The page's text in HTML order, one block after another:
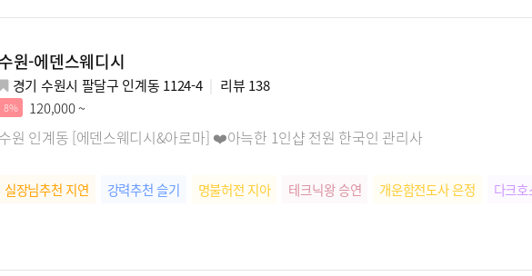
수원-에덴스웨디시
경기 수원시 팔달구 인계동 1124-4 리뷰 138
8% 120,000 ~
수원 인계동 [에덴스웨디시&아로마] ❤️아늑한 1인샵 전원 한국인 관리사
실장님추천 지연 강력추천 슬기 명불허전 지아 테크닉왕 승연 개운함전도사 은정 다크